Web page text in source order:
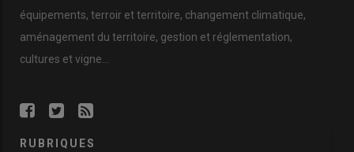
équipements, terroir et territoire, changement climatique,
aménagement du territoire, gestion et réglementation,
cultures et vigne...
RUBRIQUES